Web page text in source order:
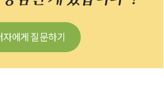
자에게 질문하기